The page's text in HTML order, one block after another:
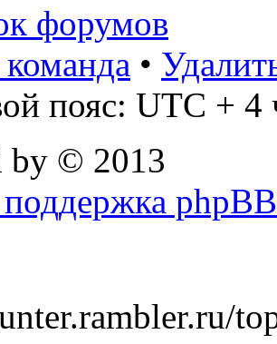
форумов
•
пояс: UTC + 4
by © 2013
поддержка phpBB